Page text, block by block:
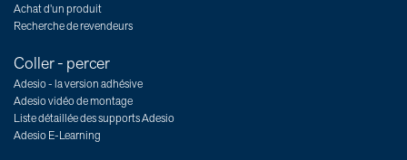
Achat d’un produit
Recherche de revendeurs
Coller - percer
Adesio - la version adhésive
Adesio vidéo de montage
Liste détaillée des supports Adesio
Adesio E-Learning